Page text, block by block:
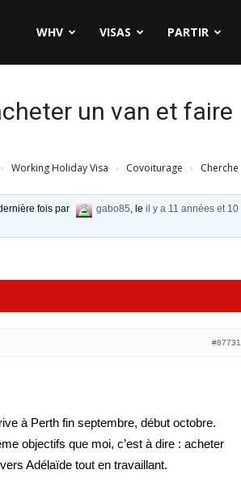
WHV VISAS PARTIR
un van et faire
› Working Holiday Visa › Covoiturage ›
Cherche
fois par gabo85, leil y a 11 années et 10
#87731
à Perth fin septembre, début octobre.
objectifs que moi, c’est à dire : acheter
Adélaïde tout en travaillant.